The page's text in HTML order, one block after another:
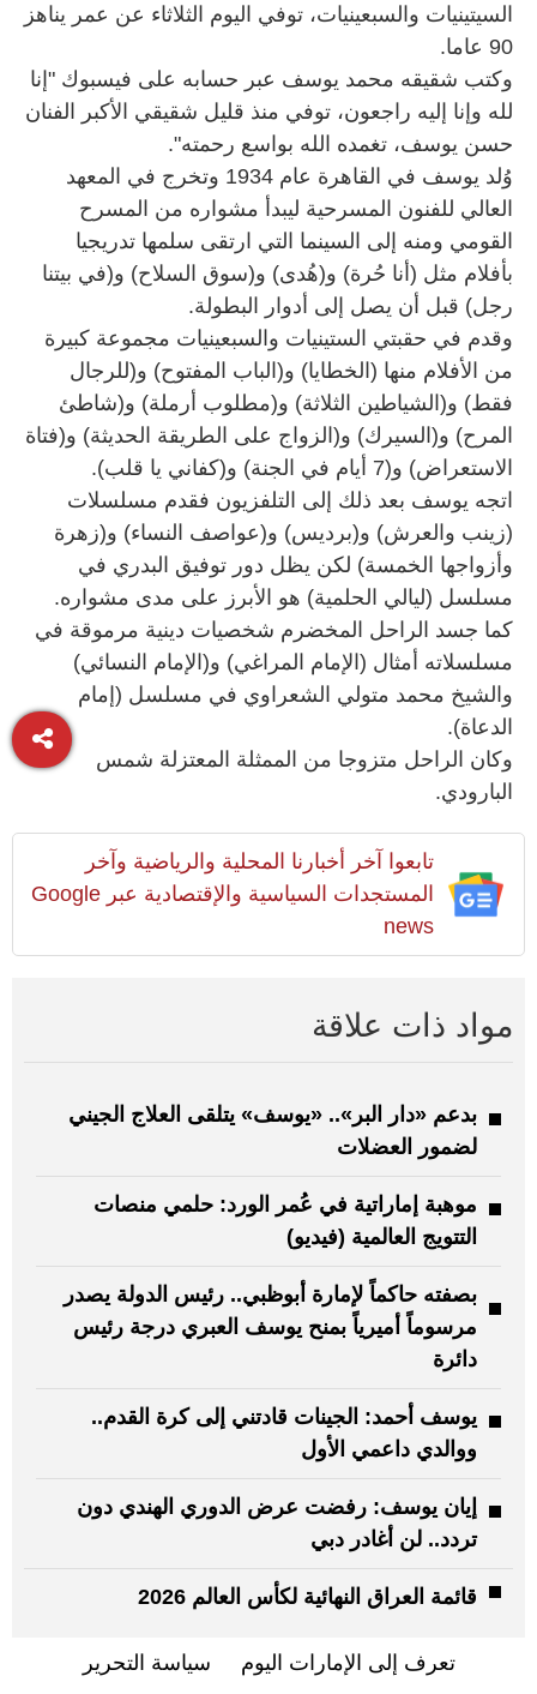
السيتينيات والسبعينيات، توفي اليوم الثلاثاء عن عمر يناهز
90 عاما.
وكتب شقيقه محمد يوسف عبر حسابه على فيسبوك "إنا
لله وإنا إليه راجعون، توفي منذ قليل شقيقي الأكبر الفنان
حسن يوسف، تغمده الله بواسع رحمته".
وُلد يوسف في القاهرة عام 1934 وتخرج في المعهد
العالي للفنون المسرحية ليبدأ مشواره من المسرح
القومي ومنه إلى السينما التي ارتقى سلمها تدريجيا
بأفلام مثل (أنا حُرة) و(هُدى) و(سوق السلاح) و(في بيتنا
رجل) قبل أن يصل إلى أدوار البطولة.
وقدم في حقبتي الستينيات والسبعينيات مجموعة كبيرة
من الأفلام منها (الخطايا) و(الباب المفتوح) و(للرجال
فقط) و(الشياطين الثلاثة) و(مطلوب أرملة) و(شاطئ
المرح) و(السيرك) و(الزواج على الطريقة الحديثة) و(فتاة
الاستعراض) و(7 أيام في الجنة) و(كفاني يا قلب).
اتجه يوسف بعد ذلك إلى التلفزيون فقدم مسلسلات
(زينب والعرش) و(برديس) و(عواصف النساء) و(زهرة
وأزواجها الخمسة) لكن يظل دور توفيق البدري في
مسلسل (ليالي الحلمية) هو الأبرز على مدى مشواره.
كما جسد الراحل المخضرم شخصيات دينية مرموقة في
مسلسلاته أمثال (الإمام المراغي) و(الإمام النسائي)
والشيخ محمد متولي الشعراوي في مسلسل (إمام
الدعاة).
وكان الراحل متزوجا من الممثلة المعتزلة شمس
البارودي.
تابعوا آخر أخبارنا المحلية والرياضية وآخر
المستجدات السياسية والإقتصادية عبر Google
news
مواد ذات علاقة
بدعم «دار البر».. «يوسف» يتلقى العلاج الجيني
لضمور العضلات
موهبة إماراتية في عُمر الورد: حلمي منصات
التتويج العالمية (فيديو)
بصفته حاكماً لإمارة أبوظبي.. رئيس الدولة يصدر
مرسوماً أميرياً بمنح يوسف العبري درجة رئيس
دائرة
يوسف أحمد: الجينات قادتني إلى كرة القدم..
ووالدي داعمي الأول
إيان يوسف: رفضت عرض الدوري الهندي دون
تردد.. لن أغادر دبي
قائمة العراق النهائية لكأس العالم 2026
تعرف إلى الإمارات اليوم سياسة التحرير